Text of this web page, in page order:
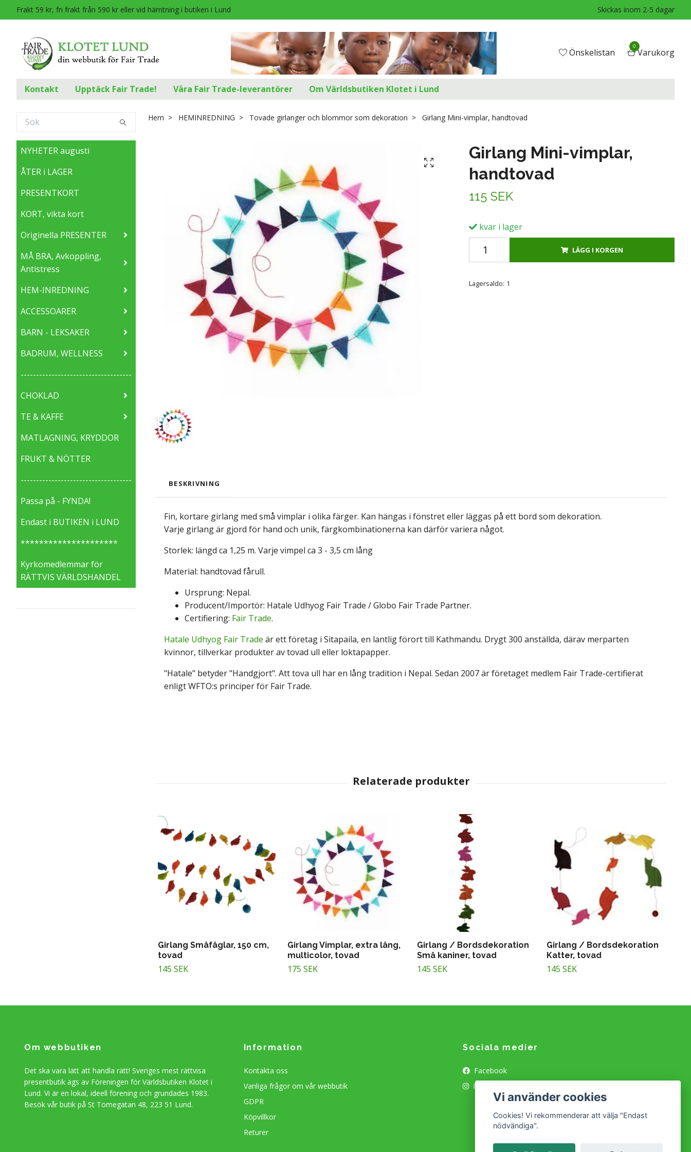
Frakt 59 kr, fri frakt från 590 kr eller vid hämtning i butiken i Lund Skickas inom 2-5 dagar
Önskelistan
0
Varukorg
Kontakt Upptäck Fair Trade! Våra Fair Trade-leverantörer Om Världsbutiken Klotet i Lund
NYHETER augusti
ÅTER i LAGER
PRESENTKORT
KORT, vikta kort
Originella PRESENTER
MÅ BRA, Avkoppling,
Antistress
HEM-INREDNING
ACCESSOARER
BARN - LEKSAKER
BADRUM, WELLNESS
------------------------------------
CHOKLAD
TE & KAFFE
MATLAGNING, KRYDDOR
FRUKT & NÖTTER
------------------------------------
Passa på - FYNDA!
Endast i BUTIKEN i LUND
*********************
Kyrkomedlemmar för
RÄTTVIS VÄRLDSHANDEL
Hem HEMINREDNING Tovade girlanger och blommor som dekoration Girlang Mini-vimplar, handtovad
Girlang Mini-vimplar,
handtovad
115 SEK
kvar i lager
LÄGG I KORGEN
Lagersaldo: 1
BESKRIVNING
Fin, kortare girlang med små vimplar i olika färger. Kan hängas i fönstret eller läggas på ett bord som dekoration.
Varje girlang är gjord för hand och unik, färgkombinationerna kan därför variera något.
Storlek: längd ca 1,25 m. Varje vimpel ca 3 - 3,5 cm lång
Material: handtovad fårull.
Ursprung: Nepal.
Producent/Importör: Hatale Udhyog Fair Trade / Globo Fair Trade Partner.
Certifiering: Fair Trade.
Hatale Udhyog Fair Trade är ett företag i Sitapaila, en lantlig förort till Kathmandu. Drygt 300 anställda, därav merparten
kvinnor, tillverkar produkter av tovad ull eller loktapapper.
"Hatale" betyder "Handgjort". Att tova ull har en lång tradition i Nepal. Sedan 2007 är företaget medlem Fair Trade-certifierat
enligt WFTO:s principer för Fair Trade.
Girlang Småfåglar, 150 cm,
tovad
145 SEK
Girlang Vimplar, extra lång,
multicolor, tovad
175 SEK
Girlang / Bordsdekoration
Små kaniner, tovad
145 SEK
Girlang / Bordsdekoration
Katter, tovad
145 SEK
Om webbutiken
Det ska vara lätt att handla rätt! Sveriges mest rättvisa
presentbutik ägs av Föreningen för Världsbutiken Klotet i
Lund. Vi är en lokal, ideell förening och grundades 1983.
Besök vår butik på St Tomegatan 48, 223 51 Lund.
Information
Kontakta oss
Vanliga frågor om vår webbutik
GDPR
Köpvillkor
Returer
Sociala medier
Facebook
Instagram
Vi använder cookies
Cookies! Vi rekommenderar att välja "Endast
nödvändiga".